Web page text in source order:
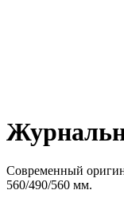
Современный
560/490/560 мм.